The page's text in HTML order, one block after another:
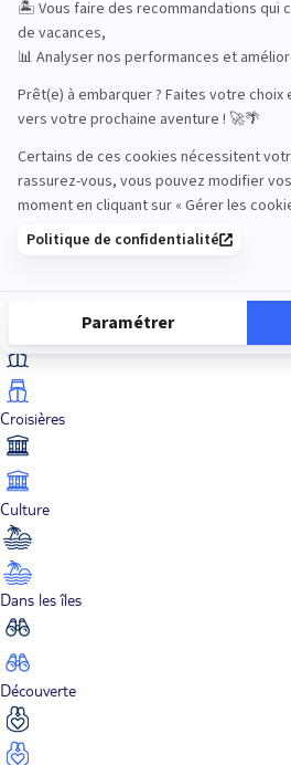
Aventure
Circuits privés
Croisières
Culture
Dans les îles
Découverte